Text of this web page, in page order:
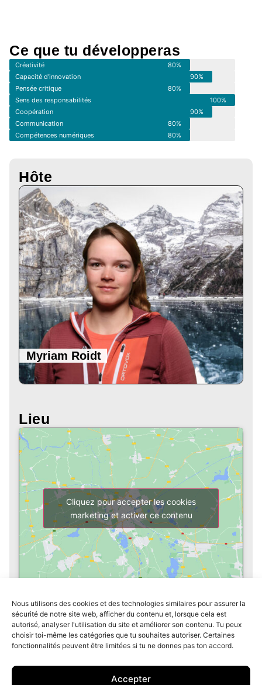
Nous utilisons des cookies et des technologies similaires pour assurer la
sécurité de notre site web, afficher du contenu et, lorsque cela est
autorisé, analyser l'utilisation du site et améliorer son contenu. Tu peux
choisir toi-même les catégories que tu souhaites autoriser. Certaines
fonctionnalités peuvent être limitées si tu ne donnes pas ton accord.
Accepter
Ce que tu développeras
Créativité
80%
Capacité d’innovation
90%
Pensée critique
80%
Sens des responsabilités
100%
Coopération
90%
Communication
80%
Compétences numériques
80%
Hôte
Myriam Roidt
Lieu
Cliquez pour accepter les cookies
marketing et activer ce contenu
S’abonner à la newsletter Galerie
Contact
Protection des données